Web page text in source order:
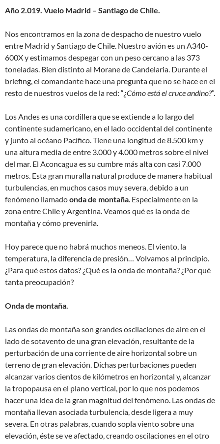
Año 2.019. Vuelo Madrid – Santiago de Chile.
Nos encontramos en la zona de despacho de nuestro vuelo
entre Madrid y Santiago de Chile. Nuestro avión es un A340-
600X y estimamos despegar con un peso cercano a las 373
toneladas. Bien distinto al Morane de Candelaria. Durante el
briefing, el comandante hace una pregunta que no se hace en el
resto de nuestros vuelos de la red: “¿Cómo está el cruce andino?”.
Los Andes es una cordillera que se extiende a lo largo del
continente sudamericano, en el lado occidental del continente
y junto al océano Pacífico. Tiene una longitud de 8.500 km y
una altura media de entre 3.000 y 4.000 metros sobre el nivel
del mar. El Aconcagua es su cumbre más alta con casi 7.000
metros. Esta gran muralla natural produce de manera habitual
turbulencias, en muchos casos muy severa, debido a un
fenómeno llamadoonda de montaña. Especialmente en la
zona entre Chile y Argentina. Veamos qué es la onda de
montaña y cómo prevenirla.
Hoy parece que no habrá muchos meneos. El viento, la
temperatura, la diferencia de presión… Volvamos al principio.
¿Para qué estos datos? ¿Qué es la onda de montaña? ¿Por qué
tanta preocupación?
Onda de montaña.
Las ondas de montaña son grandes oscilaciones de aire en el
lado de sotavento de una gran elevación, resultante de la
perturbación de una corriente de aire horizontal sobre un
terreno de gran elevación. Dichas perturbaciones pueden
alcanzar varios cientos de kilómetros en horizontal y, alcanzar
la tropopausa en el plano vertical, por lo que nos podemos
hacer una idea de la gran magnitud del fenómeno. Las ondas de
montaña llevan asociada turbulencia, desde ligera a muy
severa. En otras palabras, cuando sopla viento sobre una
elevación, éste se ve afectado, creando oscilaciones en el otro